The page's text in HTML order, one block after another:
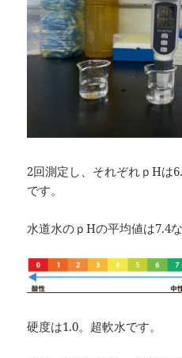
2回測定し、それぞれｐHは
です。
水道水のｐHの平均値は7.4
硬度は1.0。超軟水です。